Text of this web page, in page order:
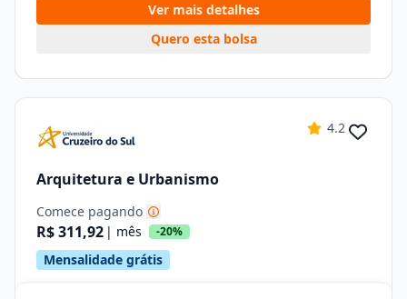
Ver mais detalhes
Quero esta bolsa
4.2
Arquitetura e Urbanismo
Comece pagando
R$ 311,92 | mês -20%
Mensalidade grátis